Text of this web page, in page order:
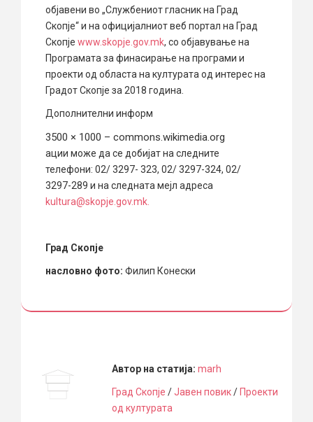
објавени во „Службениот гласник на Град
Скопје“ и на официјалниот веб портал на Град
Скопје www.skopje.gov.mk, со објавување на
Програмата за финасирање на програми и
проекти од областа на културата од интерес на
Градот Скопје за 2018 година.
Дополнителни информ
3500 × 1000 – commons.wikimedia.org
ации може да се добијат на следните
телефони: 02/ 3297- 323, 02/ 3297-324, 02/
3297-289 и на следната мејл адреса
kultura@skopje.gov.mk.
Град Скопје
насловно фото: Филип Конески
Автор на статија: marh
Град Скопје /Јавен повик/Проекти
од културата